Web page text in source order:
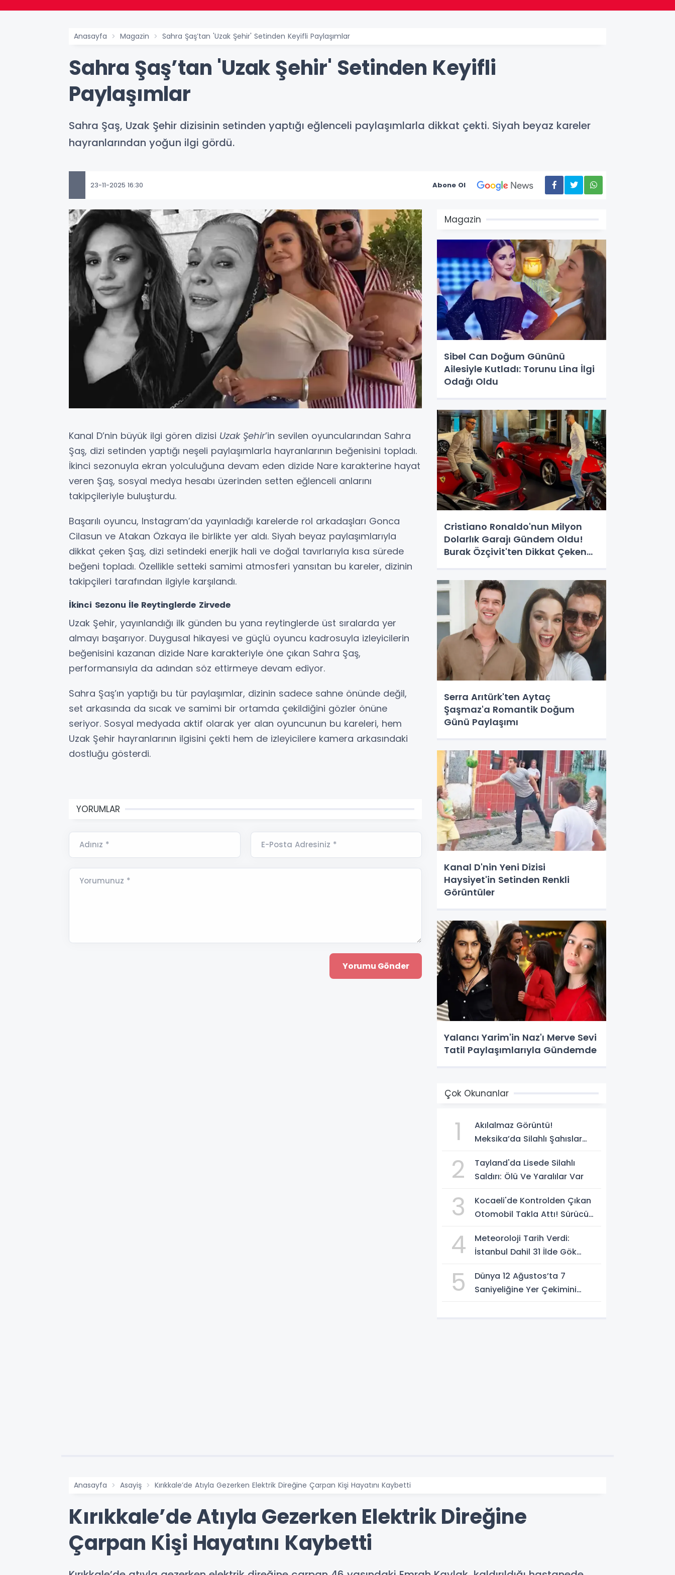
Anasayfa Magazin Sahra Şaş’tan 'Uzak Şehir' Setinden Keyifli Paylaşımlar
Sahra Şaş’tan 'Uzak Şehir' Setinden Keyifli
Paylaşımlar
Sahra Şaş, Uzak Şehir dizisinin setinden yaptığı eğlenceli paylaşımlarla dikkat çekti. Siyah beyaz kareler
hayranlarından yoğun ilgi gördü.
23-11-2025 16:30 Abone Ol
Kanal D’nin büyük ilgi gören dizisi Uzak Şehir’in sevilen oyuncularından Sahra
Şaş, dizi setinden yaptığı neşeli paylaşımlarla hayranlarının beğenisini topladı.
İkinci sezonuyla ekran yolculuğuna devam eden dizide Nare karakterine hayat
veren Şaş, sosyal medya hesabı üzerinden setten eğlenceli anlarını
takipçileriyle buluşturdu.
Başarılı oyuncu, Instagram’da yayınladığı karelerde rol arkadaşları Gonca
Cilasun ve Atakan Özkaya ile birlikte yer aldı. Siyah beyaz paylaşımlarıyla
dikkat çeken Şaş, dizi setindeki enerjik hali ve doğal tavırlarıyla kısa sürede
beğeni topladı. Özellikle setteki samimi atmosferi yansıtan bu kareler, dizinin
takipçileri tarafından ilgiyle karşılandı.
İkinci Sezonu İle Reytinglerde Zirvede
Uzak Şehir, yayınlandığı ilk günden bu yana reytinglerde üst sıralarda yer
almayı başarıyor. Duygusal hikayesi ve güçlü oyuncu kadrosuyla izleyicilerin
beğenisini kazanan dizide Nare karakteriyle öne çıkan Sahra Şaş,
performansıyla da adından söz ettirmeye devam ediyor.
Sahra Şaş’ın yaptığı bu tür paylaşımlar, dizinin sadece sahne önünde değil,
set arkasında da sıcak ve samimi bir ortamda çekildiğini gözler önüne
seriyor. Sosyal medyada aktif olarak yer alan oyuncunun bu kareleri, hem
Uzak Şehir hayranlarının ilgisini çekti hem de izleyicilere kamera arkasındaki
dostluğu gösterdi.
YORUMLAR
Adınız * E-Posta Adresiniz *
Yorumunuz *
Magazin
Sibel Can Doğum Gününü
Ailesiyle Kutladı: Torunu Lina İlgi
Odağı Oldu
Cristiano Ronaldo'nun Milyon
Dolarlık Garajı Gündem Oldu!
Burak Özçivit'ten Dikkat Çeken
Serra Arıtürk'ten Aytaç
Şaşmaz'a Romantik Doğum
Günü Paylaşımı
Kanal D'nin Yeni Dizisi
Haysiyet'in Setinden Renkli
Görüntüler
Yalancı Yarim'in Naz'ı Merve Sevi
Tatil Paylaşımlarıyla Gündemde
Çok Okunanlar
1
Akılalmaz Görüntü!
Meksika’da Silahlı Şahıslar
Rahatça Geçti
2
Tayland'da Lisede Silahlı
Saldırı: Ölü Ve Yaralılar Var
3
Kocaeli'de Kontrolden Çıkan
Otomobil Takla Attı! Sürücü
İmkanlarıyla Çıktı
4
Meteoroloji Tarih Verdi:
İstanbul Dahil 31 İlde Gök
5
Dünya 12 Ağustos’ta 7
Saniyeliğine Yer Çekimini
Anasayfa Asayiş Kırıkkale’de Atıyla Gezerken Elektrik Direğine Çarpan Kişi Hayatını Kaybetti
Kırıkkale’de Atıyla Gezerken Elektrik Direğine
Çarpan Kişi Hayatını Kaybetti